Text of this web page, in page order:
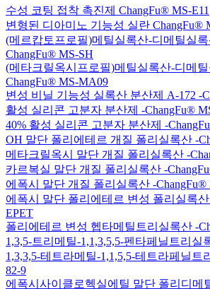
수성 코팅 접착 촉진제 ChangFu® MS-E11
변형된 디아미노 기능성 실란 ChangFu®
(메르캅토프로필)메틸실록산-디메틸실
ChangFu® MS-SH
(메타크릴옥시프로필)메틸실록산-디메
ChangFu® MS-MA09
변성 비닐 기능성 실록산 분산제 A-172 -
활성 실리콘 고분자 분산제 -ChangFu®
40% 활성 실리콘 고분자 분산제 -
OH 말단 폴리에테르 개질 폴리실록산 -
메타크릴옥시 말단 개질 폴리실록산 -
카르복실 말단 개질 폴리실록산 -
에폭시 말단 개질 폴리실록산 -ChangFu®
에폭시 말단 폴리에테르 변성 폴리실록
EPET
폴리에테르 변성 헵타메틸트리실록산 -
1,3,5-트리메틸-1,1,3,5,5-펜타페닐트리실
1,3,3,5-테트라메틸-1,1,5,5-테트라페닐트
82-9
에폭시사이클로헥실에틸 말단 폴리디메